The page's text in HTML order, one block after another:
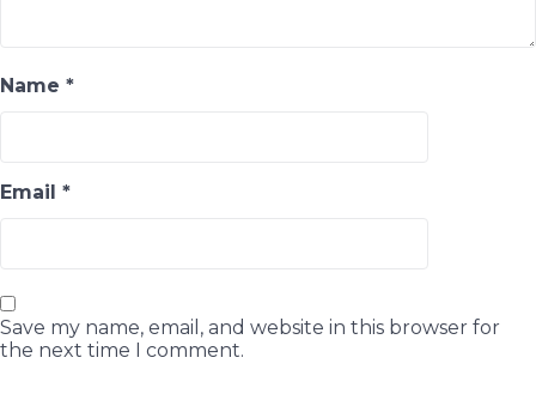
Name *
Email *
Save my name, email, and website in this browser for
the next time I comment.